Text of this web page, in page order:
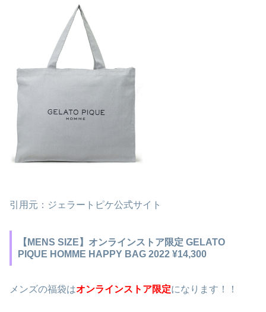
引用元：ジェラートピケ公式サイト
【MENS SIZE】オンラインストア限定 GELATO
PIQUE HOMME HAPPY BAG 2022 ¥14,300
メンズの福袋はオンラインストア限定になります！！